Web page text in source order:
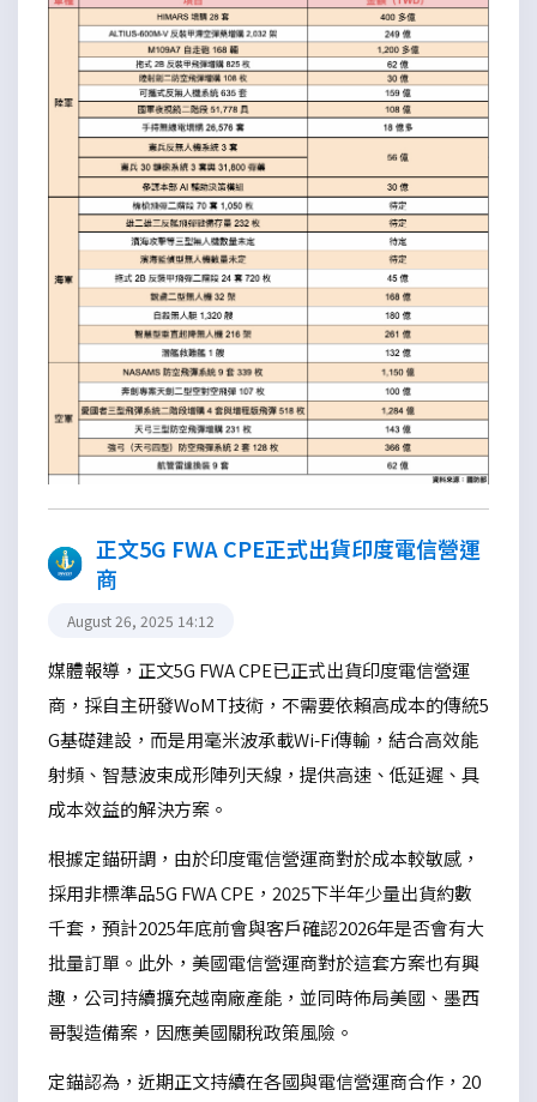
正文5G FWA CPE正式出貨印度電信營運
商
August 26, 2025 14:12
媒體報導，正文5G FWA CPE已正式出貨印度電信營運
商，採自主研發WoMT技術，不需要依賴高成本的傳統5
G基礎建設，而是用毫米波承載Wi-Fi傳輸，結合高效能
射頻、智慧波束成形陣列天線，提供高速、低延遲、具
成本效益的解決方案。
根據定錨研調，由於印度電信營運商對於成本較敏感，
採用非標準品5G FWA CPE，2025下半年少量出貨約數
千套，預計2025年底前會與客戶確認2026年是否會有大
批量訂單。此外，美國電信營運商對於這套方案也有興
趣，公司持續擴充越南廠產能，並同時佈局美國、墨西
哥製造備案，因應美國關稅政策風險。
定錨認為，近期正文持續在各國與電信營運商合作，20